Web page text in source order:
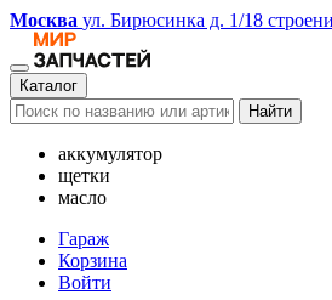
Москва ул. Бирюсинка д. 1/18
Каталог
Найти
аккумулятор
щетки
масло
Гараж
Корзина
Войти